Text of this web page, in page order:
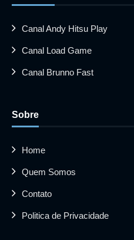
Canal Andy Hitsu Play
Canal Load Game
Canal Brunno Fast
Sobre
Home
Quem Somos
Contato
Politica de Privacidade